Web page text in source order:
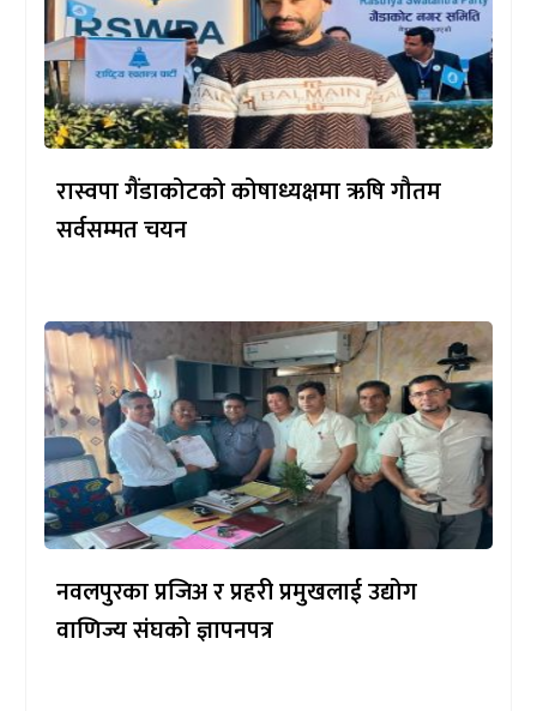
रास्वपा गैंडाकोटको कोषाध्यक्षमा ऋषि गौतम
सर्वसम्मत चयन
नवलपुरका प्रजिअ र प्रहरी प्रमुखलाई उद्योग
वाणिज्य संघको ज्ञापनपत्र